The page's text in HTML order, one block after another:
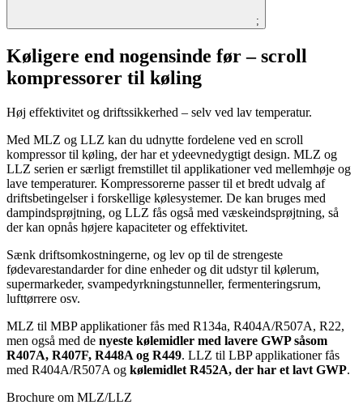
;
Køligere end nogensinde før – scroll
kompressorer til køling
Høj effektivitet og driftssikkerhed – selv ved lav temperatur.
Med MLZ og LLZ kan du udnytte fordelene ved en scroll
kompressor til køling, der har et ydeevnedygtigt design. MLZ og
LLZ serien er særligt fremstillet til applikationer ved mellemhøje og
lave temperaturer. Kompressorerne passer til et bredt udvalg af
driftsbetingelser i forskellige kølesystemer. De kan bruges med
dampindsprøjtning, og LLZ fås også med væskeindsprøjtning, så
der kan opnås højere kapaciteter og effektivitet.
Sænk driftsomkostningerne, og lev op til de strengeste
fødevarestandarder for dine enheder og dit udstyr til kølerum,
supermarkeder, svampedyrkningstunneller, fermenteringsrum,
lufttørrere osv.
MLZ til MBP applikationer fås med R134a, R404A/R507A, R22,
men også med de nyeste kølemidler med lavere GWP såsom
R407A, R407F, R448A og R449. LLZ til LBP applikationer fås
med R404A/R507A og kølemidlet R452A, der har et lavt GWP.
Brochure om MLZ/LLZ